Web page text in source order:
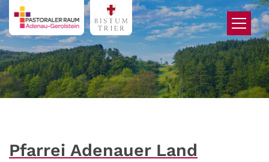
Zum Inhalt springen
Pfarrei Adenauer Land